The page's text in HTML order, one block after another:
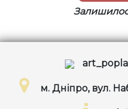
м. Дніпро, вул.